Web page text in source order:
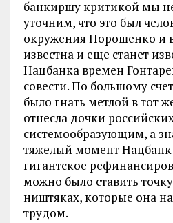
банкиршу критикой мы
уточним, что это был
окружения Порошенко и
известна и еще станет
Нацбанка времен
совести. По большому
было гнать метлой в тот
отнесла дочки
системообразующим, а
тяжелый момент Нацбанк
гигантское
можно было ставить
ништяках, которые она
трудом.